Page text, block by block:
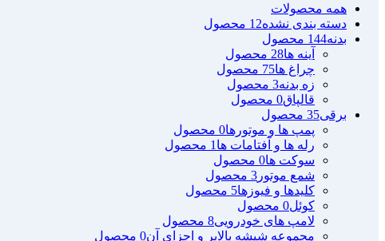
همه محصولات
دسته بندی نشده12 محصول
بدنه144 محصول
آینه ها28 محصول
چراغ ها75 محصول
زه بدنه3 محصول
قالپاق0 محصول
برقی35 محصول
پمپ ها و موتورها0 محصول
رله ها و آفتامات ها 1 محصول
سوکت ها0 محصول
شمع موتور 3 محصول
کلیدها و فیوزها5 محصول
کوئل0 محصول
لامپ های خودرویی8 محصول
مجموعه شیشه بالابر و اجزای آن0 محصول